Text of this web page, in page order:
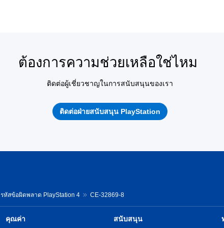
ต้องการความช่วยเหลือใช่ไหม
ติดต่อผู้เชี่ยวชาญในการสนับสนุนของเรา
ติดต่อฝ่ายสนับสนุน PlayStation
รหัสข้อผิดพลาด PlayStation 4 CE-32869-8
คุณค่า สนับสนุน